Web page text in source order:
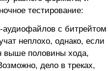
тестирование:
с битрейтом
неплохо, однако, если
выше половины хода,
дело в треках,